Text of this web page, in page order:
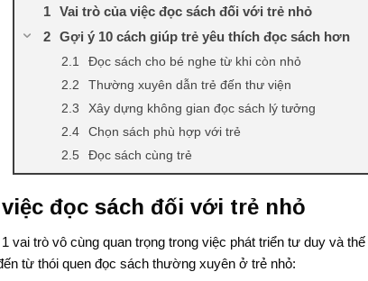
Vai trò của việc đọc sách đối với trẻ nhỏ
Gợi ý 10 cách giúp trẻ yêu thích đọc sách hơn
Đọc sách cho bé nghe từ khi còn nhỏ
Thường xuyên dẫn trẻ đến thư viện
Xây dựng không gian đọc sách lý tưởng
Chọn sách phù hợp với trẻ
Đọc sách cùng trẻ
Chọn quà tặng là sách vở
Chọn giá sách đáng yêu
Dùng phần thưởng để khuyến khích
Không ép trẻ đọc sách
đọc sách đối với trẻ nhỏ
vai trò vô cùng quan trọng trong việc phát triển tư duy và
từ thói quen đọc sách thường xuyên ở trẻ nhỏ: